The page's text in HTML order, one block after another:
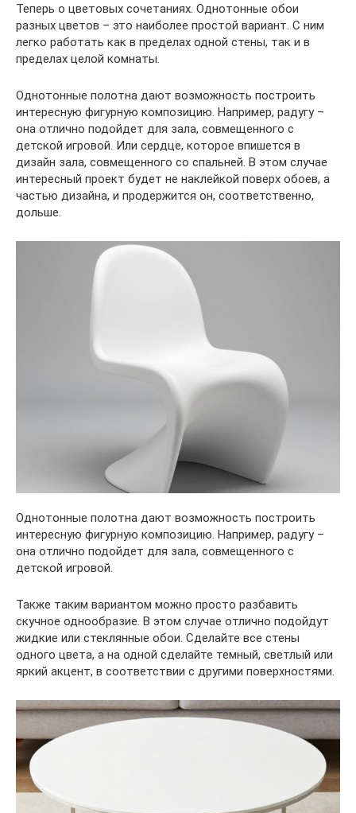
Теперь о цветовых сочетаниях. Однотонные обои
разных цветов – это наиболее простой вариант. С ним
легко работать как в пределах одной стены, так и в
пределах целой комнаты.
Однотонные полотна дают возможность построить
интересную фигурную композицию. Например, радугу –
она отлично подойдет для зала, совмещенного с
детской игровой. Или сердце, которое впишется в
дизайн зала, совмещенного со спальней. В этом случае
интересный проект будет не наклейкой поверх обоев, а
частью дизайна, и продержится он, соответственно,
дольше.
Однотонные полотна дают возможность построить
интересную фигурную композицию. Например, радугу –
она отлично подойдет для зала, совмещенного с
детской игровой.
Также таким вариантом можно просто разбавить
скучное однообразие. В этом случае отлично подойдут
жидкие или стеклянные обои. Сделайте все стены
одного цвета, а на одной сделайте темный, светлый или
яркий акцент, в соответствии с другими поверхностями.